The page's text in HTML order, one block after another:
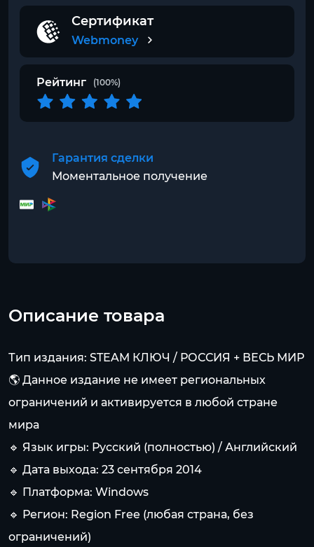
Сертификат
Webmoney
Рейтинг (100%)
Гарантия сделки
Моментальное получение
Описание товара
Тип издания: STEAM КЛЮЧ / РОССИЯ + ВЕСЬ МИР
🌎 Данное издание не имеет региональных
ограничений и активируется в любой стране
мира
🔹 Язык игры: Русский (полностью) / Английский
🔹 Дата выхода: 23 сентября 2014
🔹 Платформа: Windows
🔹 Регион: Region Free (любая страна, без
ограничений)